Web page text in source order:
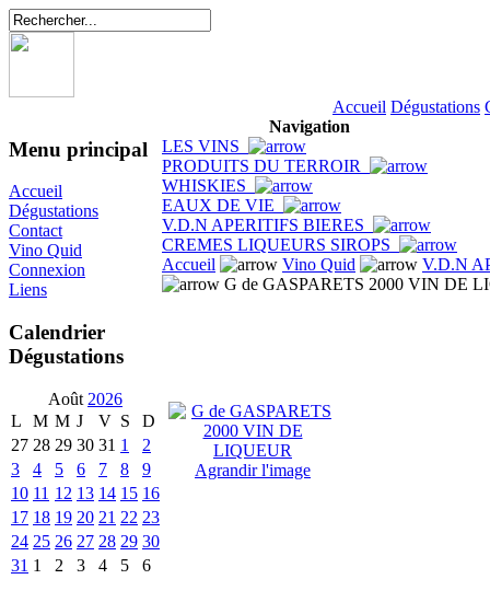
Accueil Dégustations
Menu principal
Accueil
Dégustations
Contact
Vino Quid
Connexion
Liens
Calendrier
Dégustations
Août 2026
L
M M J V S
D
27 28 29 30 31 1
2
3
4 5 6 7 8
9
10 11 12 13 14 15 16
17 18 19 20 21 22 23
24 25 26 27 28 29 30
31 1 2 3 4 5 6
Navigation
LES VINS
PRODUITS DU TERROIR
WHISKIES
EAUX DE VIE
V.D.N APERITIFS BIERES
CREMES LIQUEURS SIROPS
Accueil
Vino Quid
V.D.N
G de GASPARETS 2000 VIN DE
Agrandir l'image